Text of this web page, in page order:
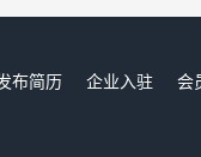
布简历 企业入驻 会